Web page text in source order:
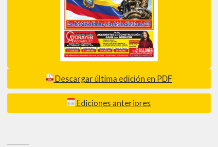
Descargar última edición en PDF
Ediciones anteriores